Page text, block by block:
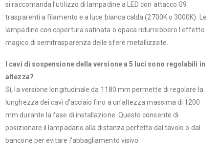
si raccomanda l'utilizzo di lampadine a LED con attacco G9
trasparenti a filamento e a luce bianca calda (2700K o 3000K). Le
lampadine con copertura satinata o opaca ridurrebbero l'effetto
magico di semitrasparenza delle sfere metallizzate.
I cavi di sospensione della versione a 5 luci sono regolabili in
altezza?
Sì, la versione longitudinale da 1180 mm permette di regolare la
lunghezza dei cavi d'acciaio fino a un'altezza massima di 1200
mm durante la fase di installazione. Questo consente di
posizionare il lampadario alla distanza perfetta dal tavolo o dal
bancone per evitare l'abbagliamento visivo.